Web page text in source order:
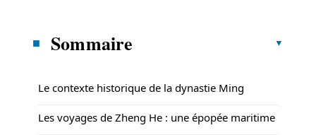
Sommaire
Le contexte historique de la dynastie Ming
Les voyages de Zheng He : une épopée maritime